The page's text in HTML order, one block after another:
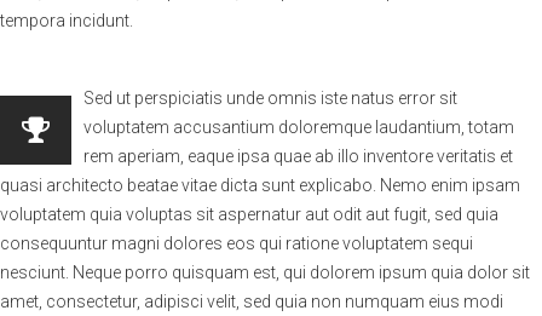
tempora incidunt.
Sed ut perspiciatis unde omnis iste natus error sit
voluptatem accusantium doloremque laudantium, totam
rem aperiam, eaque ipsa quae ab illo inventore veritatis et
quasi architecto beatae vitae dicta sunt explicabo. Nemo enim ipsam
voluptatem quia voluptas sit aspernatur aut odit aut fugit, sed quia
consequuntur magni dolores eos qui ratione voluptatem sequi
nesciunt. Neque porro quisquam est, qui dolorem ipsum quia dolor sit
amet, consectetur, adipisci velit, sed quia non numquam eius modi